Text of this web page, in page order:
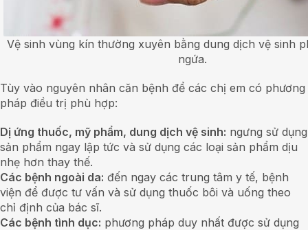
Vệ sinh vùng kín thường xuyên bằng dung dịch vệ sinh
ngứa.
Tùy vào nguyên nhân căn bệnh để các chị em có phương
pháp điều trị phù hợp:
Dị ứng thuốc, mỹ phẩm, dung dịch vệ sinh: ngưng sử dụng
sản phẩm ngay lập tức và sử dụng các loại sản phẩm dịu
nhẹ hơn thay thế.
Các bệnh ngoài da: đến ngay các trung tâm y tế, bệnh
viện để được tư vấn và sử dụng thuốc bôi và uống theo
chỉ định của bác sĩ.
Các bệnh tình dục: phương pháp duy nhất được sử dụng